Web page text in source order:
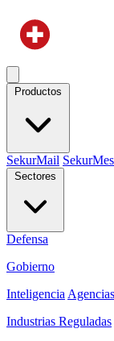
Productos
SekurMail
Sectores
Defensa
Gobierno
Inteligencia
Industrias Reguladas